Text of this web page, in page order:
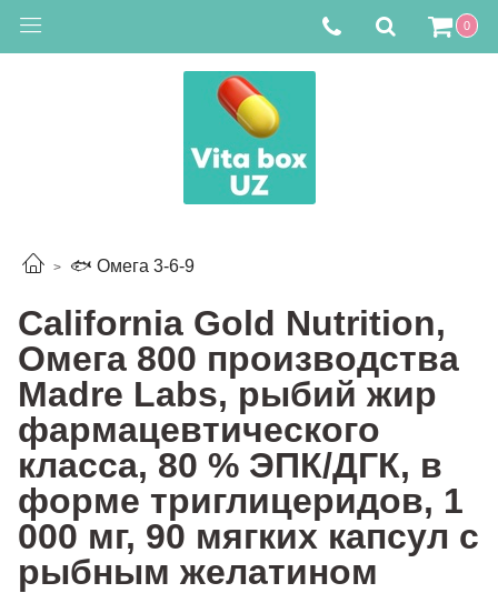
0
🐟 Омега 3-6-9
California Gold Nutrition,
Омега 800 производства
Madre Labs, рыбий жир
фармацевтического
класса, 80 % ЭПК/ДГК, в
форме триглицеридов, 1
000 мг, 90 мягких капсул с
рыбным желатином